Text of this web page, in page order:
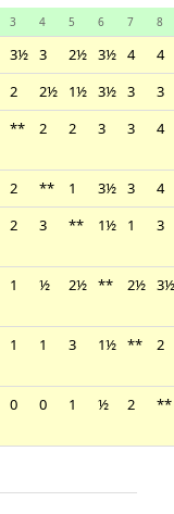
3 4 5 6 7 8
3½ 3 2½ 3½ 4
4
2 2½ 1½ 3½ 3
3
** 2 2 3 3 4
2 ** 1 3½ 3
4
2 3 ** 1½ 1 3
1 ½ 2½ ** 2½
1 1 3 1½ ** 2
0 0 1 ½ 2 **